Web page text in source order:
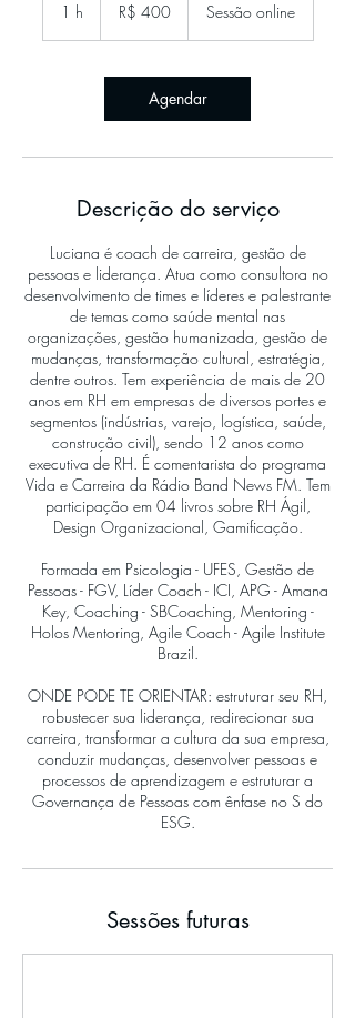
1 h
brasileiros
R$ 400 Sessão online
Agendar
Descrição do serviço
Luciana é coach de carreira, gestão de
pessoas e liderança. Atua como consultora no
desenvolvimento de times e líderes e palestrante
de temas como saúde mental nas
organizações, gestão humanizada, gestão de
mudanças, transformação cultural, estratégia,
dentre outros. Tem experiência de mais de 20
anos em RH em empresas de diversos portes e
segmentos (indústrias, varejo, logística, saúde,
construção civil), sendo 12 anos como
executiva de RH. É comentarista do programa
Vida e Carreira da Rádio Band News FM. Tem
participação em 04 livros sobre RH Ágil,
Design Organizacional, Gamificação.
Formada em Psicologia - UFES, Gestão de
Pessoas - FGV, Líder Coach - ICI, APG - Amana
Key, Coaching - SBCoaching, Mentoring -
Holos Mentoring, Agile Coach - Agile Institute
Brazil.
ONDE PODE TE ORIENTAR: estruturar seu RH,
robustecer sua liderança, redirecionar sua
carreira, transformar a cultura da sua empresa,
conduzir mudanças, desenvolver pessoas e
processos de aprendizagem e estruturar a
Governança de Pessoas com ênfase no S do
ESG.
Sessões futuras